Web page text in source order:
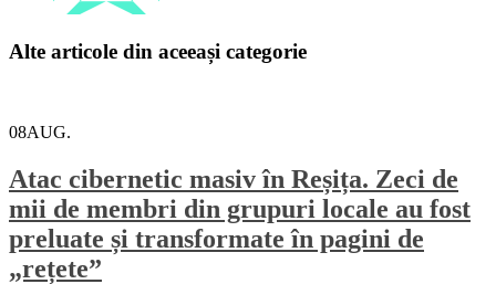
Alte articole din aceeași categorie
08AUG.
Atac cibernetic masiv în Reșița. Zeci de
mii de membri din grupuri locale au fost
preluate și transformate în pagini de
„rețete”